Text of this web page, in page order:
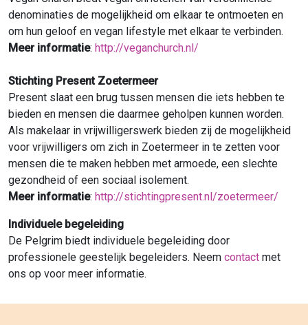
denominaties de mogelijkheid om elkaar te ontmoeten en
om hun geloof en vegan lifestyle met elkaar te verbinden.
Meer informatie: http://veganchurch.nl/
Stichting Present Zoetermeer
Present slaat een brug tussen mensen die iets hebben te
bieden en mensen die daarmee geholpen kunnen worden.
Als makelaar in vrijwilligerswerk bieden zij de mogelijkheid
voor vrijwilligers om zich in Zoetermeer in te zetten voor
mensen die te maken hebben met armoede, een slechte
gezondheid of een sociaal isolement.
Meer informatie: http://stichtingpresent.nl/zoetermeer/
Individuele begeleiding
De Pelgrim biedt individuele begeleiding door
professionele geestelijk begeleiders. Neem contact met
ons op voor meer informatie.